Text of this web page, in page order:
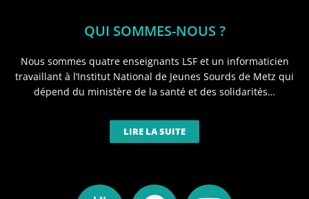
QUI SOMMES-NOUS ?
Nous sommes quatre enseignants LSF et un informaticien
travaillant à l’Institut National de Jeunes Sourds de Metz qui
dépend du ministère de la santé et des solidarités…
LIRE LA SUITE